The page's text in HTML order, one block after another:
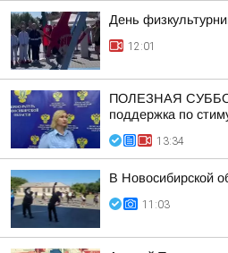
День
12:01
ПОЛЕЗНАЯ
поддержка по
13:34
В Новосибирской
11:03